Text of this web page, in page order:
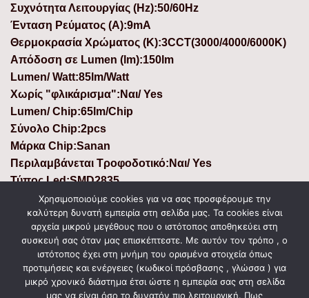
Συχνότητα Λειτουργίας (Hz):50/60Hz
Ένταση Ρεύματος (Α):9mA
Θερμοκρασία Χρώματος (K):3CCT(3000/4000/6000K)
Απόδοση σε Lumen (lm):150lm
Lumen/ Watt:85lm/Watt
Χωρίς "φλικάρισμα":Ναι/ Yes
Lumen/ Chip:65lm/Chip
Σύνολο Chip:2pcs
Μάρκα Chip:Sanan
Περιλαμβάνεται Τροφοδοτικό:Ναι/ Yes
Τύπος Led:SMD2835
Συντελεστής Άεργου Ισχύος (PF):>0,50
Χρόνια Εγγύησης:2 Χρόνια/ 2 Years
Κύκλοι Μεταγωγής (ON/ OFF):12500
Θερμοκρασία Λειτουργίας °C:-10℃-+40℃
Υλικό Προϊόντος:Ακρυλικό /Acrylic
Χρώμα Προϊόντος:Διαφανο/Clear
Χρησιμοποιούμε cookies για να σας προσφέρουμε την
καλύτερη δυνατή εμπειρία στη σελίδα μας. Τα cookies είναι
αρχεία μικρού μεγέθους που ο ιστότοπος αποθηκεύει στη
συσκευή σας όταν μας επισκέπτεστε. Με αυτόν τον τρόπο , ο
ιστότοπος έχει στη μνήμη του ορισμένα στοιχεία όπως
προτιμήσεις και ενέργειες (κωδικοί πρόσβασης , γλώσσα ) για
μικρό χρονικό διάστημα έτσι ώστε η εμπειρία σας στη σελίδα
μας να είναι όσο το δυνατόν πιο λειτουργική. Πως